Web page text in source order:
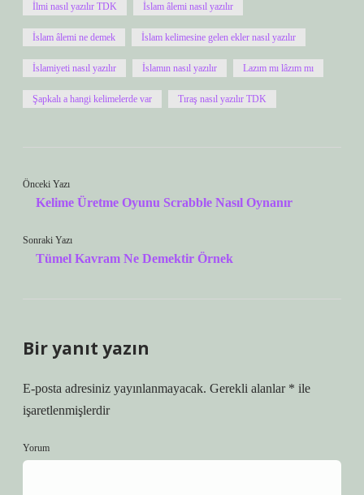
İlmi nasıl yazılır TDK İslam âlemi nasıl yazılır
İslam âlemi ne demek İslam kelimesine gelen ekler nasıl yazılır
İslamiyeti nasıl yazılır İslamın nasıl yazılır Lazım mı lâzım mı
Şapkalı a hangi kelimelerde var Tıraş nasıl yazılır TDK
Önceki Yazı
Kelime Üretme Oyunu Scrabble Nasıl Oynanır
Sonraki Yazı
Tümel Kavram Ne Demektir Örnek
Bir yanıt yazın
E-posta adresiniz yayınlanmayacak. Gerekli alanlar * ile
işaretlenmişlerdir
Yorum